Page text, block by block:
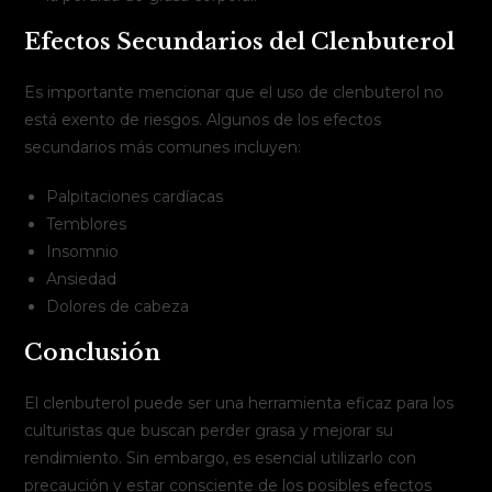
Efectos Secundarios del Clenbuterol
Es importante mencionar que el uso de clenbuterol no
está exento de riesgos. Algunos de los efectos
secundarios más comunes incluyen:
Palpitaciones cardíacas
Temblores
Insomnio
Ansiedad
Dolores de cabeza
Conclusión
El clenbuterol puede ser una herramienta eficaz para los
culturistas que buscan perder grasa y mejorar su
rendimiento. Sin embargo, es esencial utilizarlo con
precaución y estar consciente de los posibles efectos